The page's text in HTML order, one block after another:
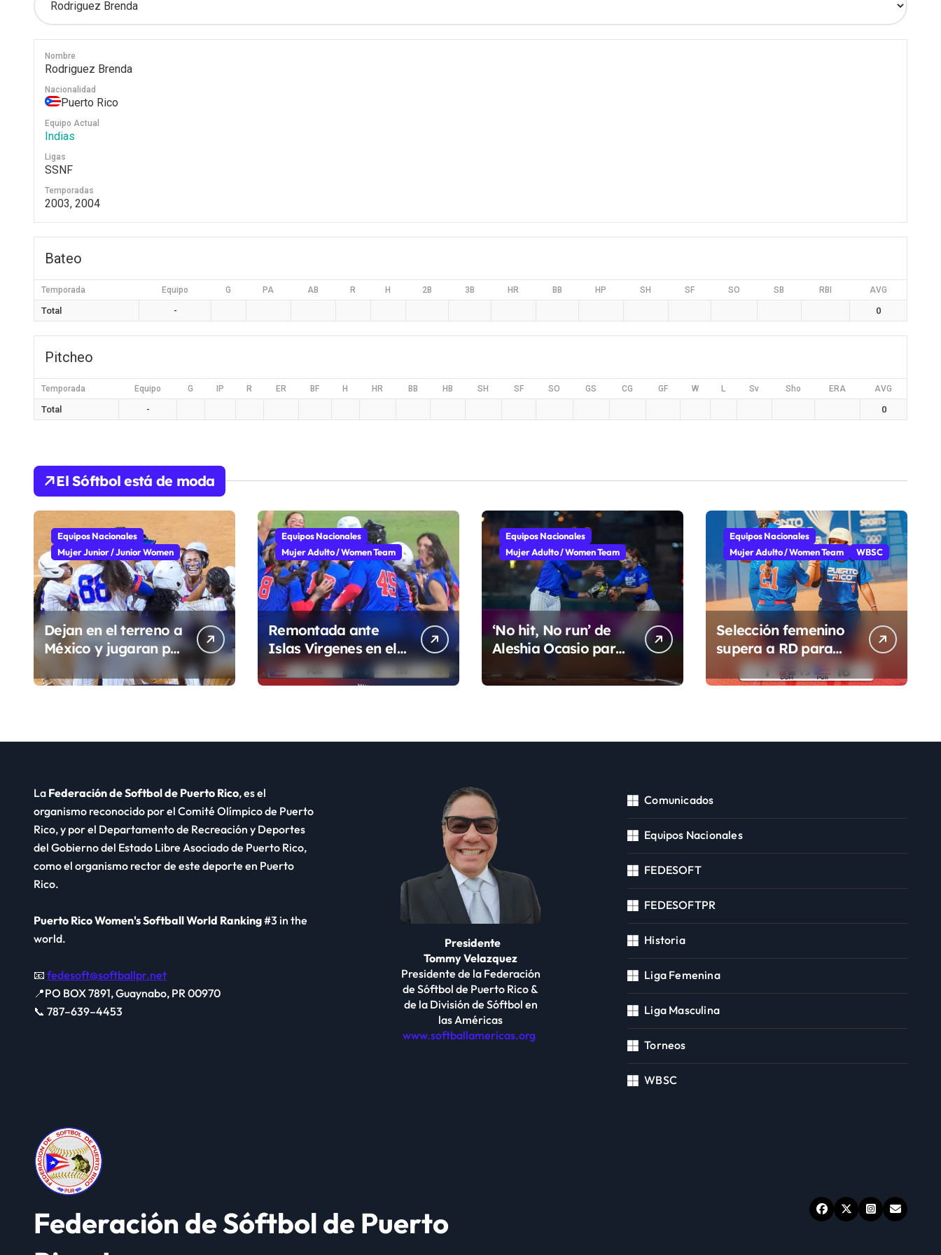
Nombre
Rodriguez Brenda
Nacionalidad
Puerto Rico
Equipo Actual
Indias
Ligas
SSNF
Temporadas
2003, 2004
Bateo
Temporada Equipo G PA AB R H 2B 3B HR BB HP SH SF SO SB RBI AVG
Total - 0
Pitcheo
Temporada Equipo G IP R ER BF H HR BB HB SH SF SO GS CG GF W L Sv Sho ERA AVG
Total - 0
El Sóftbol está de moda
Equipos Nacionales
Mujer Junior / Junior Women
Dejan en el terreno a
México y jugaran por
el Oro de los JCC
Equipos Nacionales
Mujer Adulto / Women Team
Remontada ante
Islas Virgenes en el
inicio de la Super
Ronda
Equipos Nacionales
Mujer Adulto / Women Team
‘No hit, No run’ de
Aleshia Ocasio para
grupo
Equipos Nacionales
Mujer Adulto / Women Team
WBSC
Selección femenino
supera a RD para
segunda victoria
La Federación de Softbol de Puerto Rico, es el
organismo reconocido por el Comité Olímpico de Puerto
Rico, y por el Departamento de Recreación y Deportes
del Gobierno del Estado Libre Asociado de Puerto Rico,
como el organismo rector de este deporte en Puerto
Rico.
Puerto Rico Women's Softball World Ranking#3 in the
world.
📧 fedesoft@softballpr.net
📍PO BOX 7891, Guaynabo, PR 00970
📞 787–639–4453
Presidente
Tommy Velazquez
Presidente de la Federación
de Sóftbol de Puerto Rico &
de la División de Sóftbol en
las Américas
www.softballamericas.org
Comunicados
Equipos Nacionales
FEDESOFT
FEDESOFTPR
Historia
Liga Femenina
Liga Masculina
Torneos
WBSC
Federación de Sóftbol de Puerto